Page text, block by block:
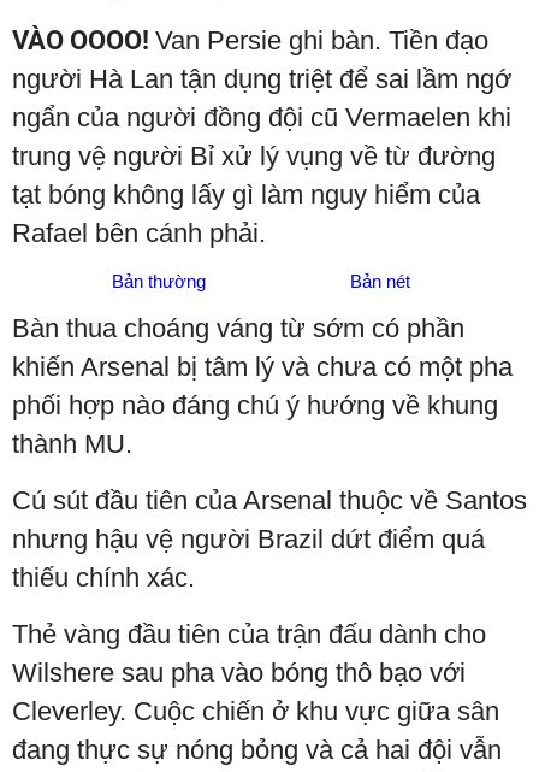
VÀO OOOO! Van Persie ghi bàn. Tiền đạo
người Hà Lan tận dụng triệt để sai lầm ngớ
ngẩn của người đồng đội cũ Vermaelen khi
trung vệ người Bỉ xử lý vụng về từ đường
tạt bóng không lấy gì làm nguy hiểm của
Rafael bên cánh phải.
Bản thường Bản nét
Bàn thua choáng váng từ sớm có phần
khiến Arsenal bị tâm lý và chưa có một pha
phối hợp nào đáng chú ý hướng về khung
thành MU.
Cú sút đầu tiên của Arsenal thuộc về Santos
nhưng hậu vệ người Brazil dứt điểm quá
thiếu chính xác.
Thẻ vàng đầu tiên của trận đấu dành cho
Wilshere sau pha vào bóng thô bạo với
Cleverley. Cuộc chiến ở khu vực giữa sân
đang thực sự nóng bỏng và cả hai đội vẫn